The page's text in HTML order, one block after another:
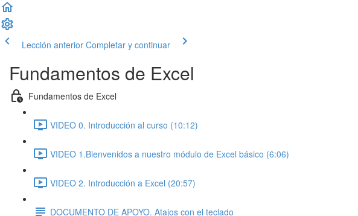
Lección anterior Completar y continuar
Fundamentos de Excel
Fundamentos de Excel
VIDEO 0. Introducción al curso (10:12)
VIDEO 1.Bienvenidos a nuestro módulo de Excel básico (6:06)
VIDEO 2. Introducción a Excel (20:57)
DOCUMENTO DE APOYO. Atajos con el teclado